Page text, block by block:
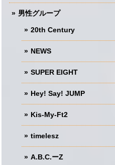
男性グループ
20th Century
NEWS
SUPER EIGHT
Hey! Say! JUMP
Kis-My-Ft2
timelesz
A.B.C.ーZ